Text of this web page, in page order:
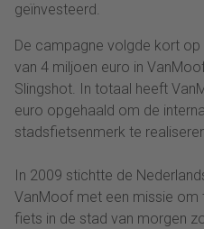
geïnvesteerd.
De campagne volgde kort
van 4 miljoen euro in
Slingshot. In totaal heeft
euro opgehaald om de
stadsfietsenmerk te
In 2009 stichtte de
VanMoof met een missie om
fiets in de stad van morgen